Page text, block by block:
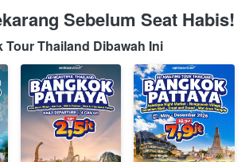
Sebelum Seat Habis!
Tour Thailand Dibawah Ini